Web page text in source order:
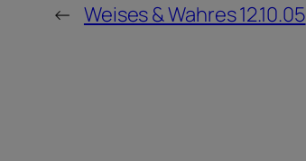
← Weises & Wahres 12.10.05